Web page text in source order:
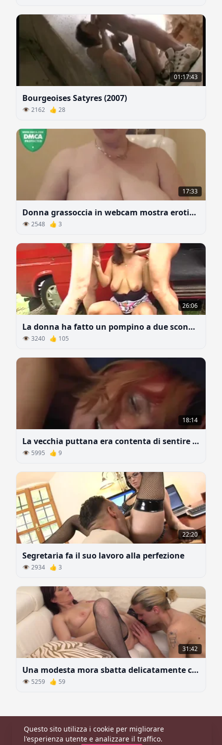
01:17:43
Bourgeoises Satyres (2007)
👁 2162 👍 28
17:33
Donna grassoccia in webcam mostra erotismo
👁 2548 👍 3
26:06
La donna ha fatto un pompino a due sconosciuti in pista
👁 3240 👍 105
18:14
La vecchia puttana era contenta di sentire il giovane cazzo nel culo
👁 5995 👍 9
22:20
Segretaria fa il suo lavoro alla perfezione
👁 2934 👍 3
31:42
Una modesta mora sbatta delicatamente con una giovane biondo
👁 5259 👍 59
Principale |Categorie|Modelle
Questo sito utilizza i cookie per migliorare
l'esperienza utente e analizzare il traffico.